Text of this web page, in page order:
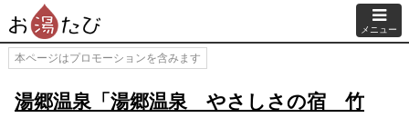
メニュー
本ページはプロモーションを含みます
湯郷温泉「湯郷温泉 やさしさの宿 竹